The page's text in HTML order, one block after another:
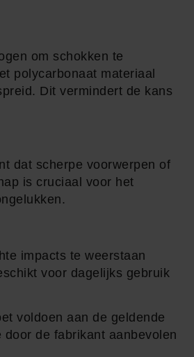
om schokken te
polycarbonaat materiaal
Dit vermindert de kans
dat scherpe voorwerpen of
is cruciaal voor het
impacts te weerstaan
voor dagelijks gebruik
voldoen aan de geldende
de fabrikant aanbevolen